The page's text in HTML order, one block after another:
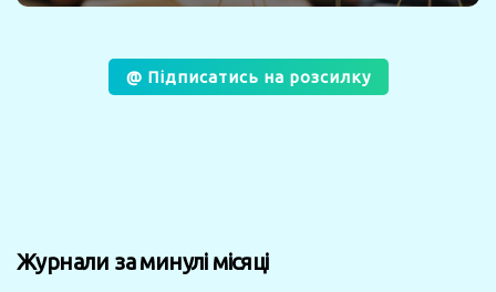
@ Підписатись на розсилку
Журнали за минулі місяці